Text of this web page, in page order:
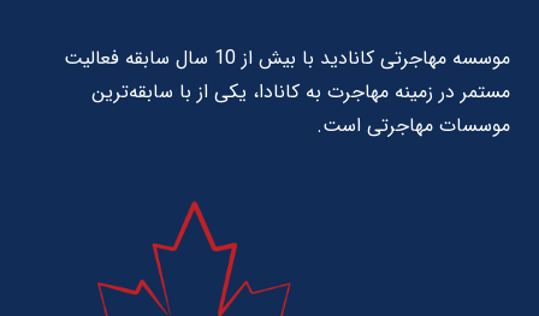
موسسه مهاجرتی کانادید با بیش از 10 سال سابقه فعالیت
مستمر در زمینه مهاجرت به کانادا، یکی از با سابقه‌ترین
موسسات مهاجرتی است.